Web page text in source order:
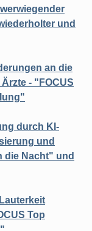
und
an die
- "FOCUS
durch KI-
und
die Nacht" und
Top